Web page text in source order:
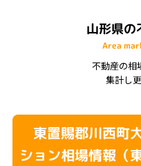
山形県の
Area
不動産の相
集計し
東置賜郡川西町
ション相場情報（